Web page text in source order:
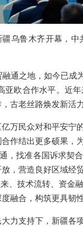
乌鲁木齐开幕，
通之地，如今已成
欧合作水平。近
古老丝路焕发新活
万民众对和平安宁
作结出更多硕果，
，找准各国诉求契
，营造良好区域经
、技术流转、资金
融合，构筑更具韧
力支持下，新疆各